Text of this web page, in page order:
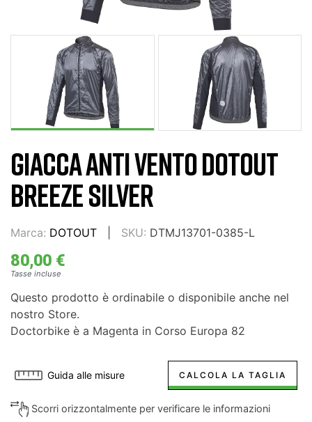
GIACCA ANTI VENTO DOTOUT
BREEZE SILVER
Marca: DOTOUT SKU: DTMJ13701-0385-L
80,00 €
Tasse incluse
Questo prodotto è ordinabile o disponibile anche nel
nostro Store.
Doctorbike è a Magenta in Corso Europa 82
Guida alle misure CALCOLA LA TAGLIA
Scorri orizzontalmente per verificare le informazioni